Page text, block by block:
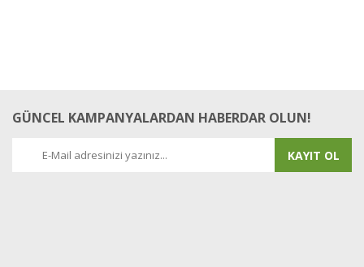
GÜNCEL KAMPANYALARDAN HABERDAR OLUN!
KAYIT OL